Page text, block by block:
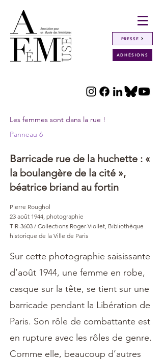
PRESSE
ADHÉSIONS
Les femmes sont dans la rue !
Panneau 6
Barricade rue de la huchette : «
la boulangère de la cité »,
béatrice briand au fortin
Pierre Roughol
23 août 1944, photographie
TIR-3603 / Collections Roger-Viollet, Bibliothèque
historique de la Ville de Paris
Sur cette photographie saisissante
d’août 1944, une femme en robe,
casque sur la tête, se tient sur une
barricade pendant la Libération de
Paris. Son rôle de combattante est
en rupture avec les rôles de genre.
Comme elle, beaucoup d’autres